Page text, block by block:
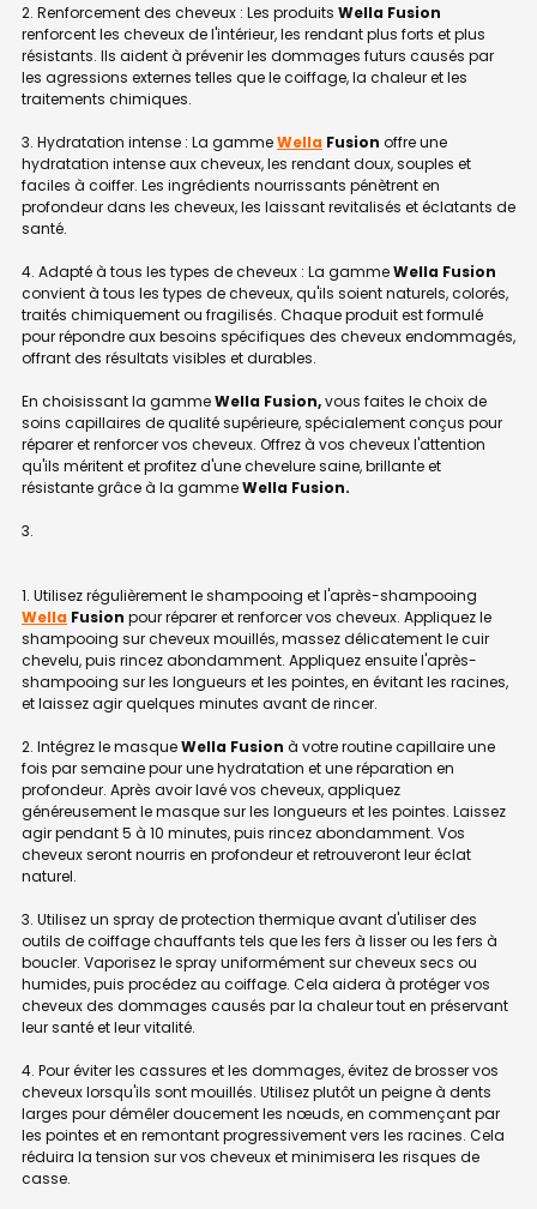
2. Renforcement des cheveux : Les produits Wella Fusion
renforcent les cheveux de l'intérieur, les rendant plus forts et plus
résistants. Ils aident à prévenir les dommages futurs causés par
les agressions externes telles que le coiffage, la chaleur et les
traitements chimiques.
3. Hydratation intense : La gammeWella Fusion offre une
hydratation intense aux cheveux, les rendant doux, souples et
faciles à coiffer. Les ingrédients nourrissants pénètrent en
profondeur dans les cheveux, les laissant revitalisés et éclatants de
santé.
4. Adapté à tous les types de cheveux : La gammeWella Fusion
convient à tous les types de cheveux, qu'ils soient naturels, colorés,
traités chimiquement ou fragilisés. Chaque produit est formulé
pour répondre aux besoins spécifiques des cheveux endommagés,
offrant des résultats visibles et durables.
En choisissant la gammeWella Fusion,vous faites le choix de
soins capillaires de qualité supérieure, spécialement conçus pour
réparer et renforcer vos cheveux. Offrez à vos cheveux l'attention
qu'ils méritent et profitez d'une chevelure saine, brillante et
résistante grâce à la gammeWella Fusion.
1. Utilisez régulièrement le shampooing et l'après-shampooing
Wella Fusion pour réparer et renforcer vos cheveux. Appliquez le
shampooing sur cheveux mouillés, massez délicatement le cuir
chevelu, puis rincez abondamment. Appliquez ensuite l'après-
shampooing sur les longueurs et les pointes, en évitant les racines,
et laissez agir quelques minutes avant de rincer.
2. Intégrez le masqueWella Fusion à votre routine capillaire une
fois par semaine pour une hydratation et une réparation en
profondeur. Après avoir lavé vos cheveux, appliquez
généreusement le masque sur les longueurs et les pointes. Laissez
agir pendant 5 à 10 minutes, puis rincez abondamment. Vos
cheveux seront nourris en profondeur et retrouveront leur éclat
naturel.
3. Utilisez un spray de protection thermique avant d'utiliser des
outils de coiffage chauffants tels que les fers à lisser ou les fers à
boucler. Vaporisez le spray uniformément sur cheveux secs ou
humides, puis procédez au coiffage. Cela aidera à protéger vos
cheveux des dommages causés par la chaleur tout en préservant
leur santé et leur vitalité.
4. Pour éviter les cassures et les dommages, évitez de brosser vos
cheveux lorsqu'ils sont mouillés. Utilisez plutôt un peigne à dents
larges pour démêler doucement les nœuds, en commençant par
les pointes et en remontant progressivement vers les racines. Cela
réduira la tension sur vos cheveux et minimisera les risques de
casse.